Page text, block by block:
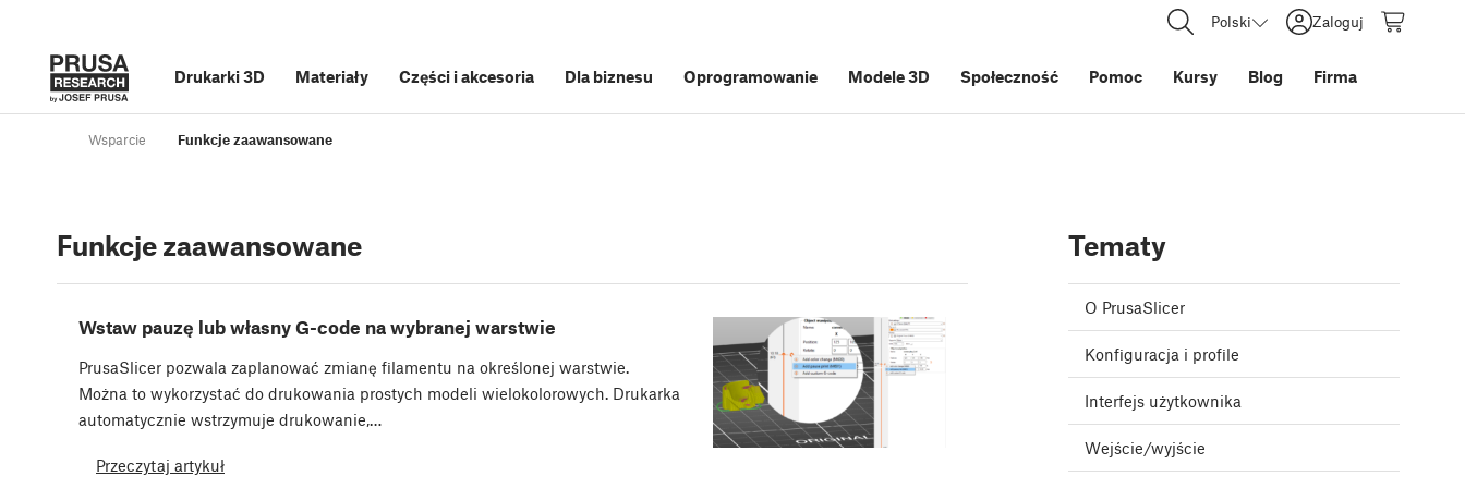
Polski Zaloguj
Drukarki 3D Materiały Części i akcesoria Dla biznesu Oprogramowanie Modele 3D Społeczność Pomoc Kursy Blog Firma
Wsparcie Funkcje zaawansowane
Funkcje zaawansowane
Wstaw pauzę lub własny G-code na wybranej warstwie
PrusaSlicer pozwala zaplanować zmianę filamentu na określonej warstwie.
Można to wykorzystać do drukowania prostych modeli wielokolorowych. Drukarka
automatycznie wstrzymuje drukowanie,…
Przeczytaj artykuł
Tematy
O PrusaSlicer
Konfiguracja i profile
Interfejs użytkownika
Wejście/wyjście